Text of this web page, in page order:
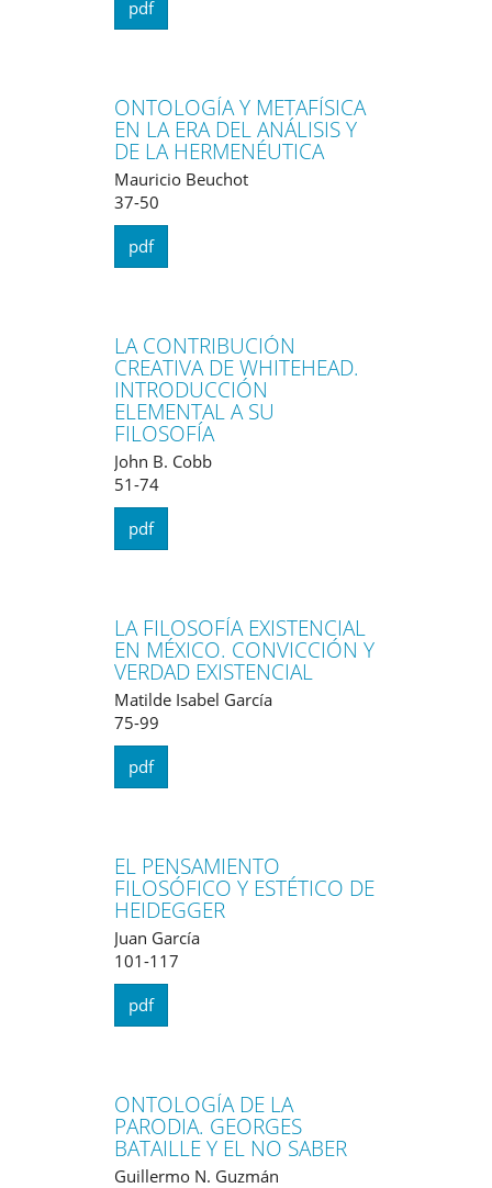
pdf
ONTOLOGÍA Y METAFÍSICA
EN LA ERA DEL ANÁLISIS Y
DE LA HERMENÉUTICA
Mauricio Beuchot
37-50
pdf
LA CONTRIBUCIÓN
CREATIVA DE WHITEHEAD.
INTRODUCCIÓN
ELEMENTAL A SU
FILOSOFÍA
John B. Cobb
51-74
pdf
LA FILOSOFÍA EXISTENCIAL
EN MÉXICO. CONVICCIÓN Y
VERDAD EXISTENCIAL
Matilde Isabel García
75-99
pdf
EL PENSAMIENTO
FILOSÓFICO Y ESTÉTICO DE
HEIDEGGER
Juan García
101-117
pdf
ONTOLOGÍA DE LA
PARODIA. GEORGES
BATAILLE Y EL NO SABER
Guillermo N. Guzmán